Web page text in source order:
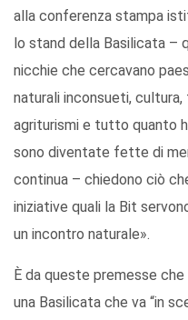
alla conferenza stampa
lo stand della Basilicata –
nicchie che cercavano
naturali inconsueti,
agriturismi e tutto quanto
sono diventate fette di
continua – chiedono ciò
iniziative quali la Bit
un incontro naturale».
È da queste premesse
una Basilicata che va “in